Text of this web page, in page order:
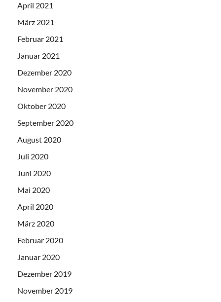
April 2021
März 2021
Februar 2021
Januar 2021
Dezember 2020
November 2020
Oktober 2020
September 2020
August 2020
Juli 2020
Juni 2020
Mai 2020
April 2020
März 2020
Februar 2020
Januar 2020
Dezember 2019
November 2019